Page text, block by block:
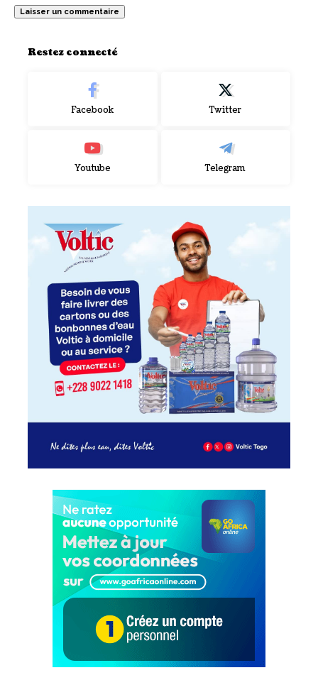
Restez connecté
Facebook Twitter
Youtube Telegram